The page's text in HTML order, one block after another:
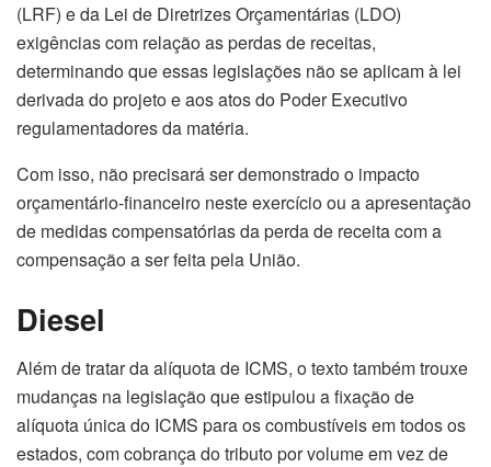
(LRF) e da Lei de Diretrizes Orçamentárias (LDO)
exigências com relação as perdas de receitas,
determinando que essas legislações não se aplicam à lei
derivada do projeto e aos atos do Poder Executivo
regulamentadores da matéria.
Com isso, não precisará ser demonstrado o impacto
orçamentário-financeiro neste exercício ou a apresentação
de medidas compensatórias da perda de receita com a
compensação a ser feita pela União.
Diesel
Além de tratar da alíquota de ICMS, o texto também trouxe
mudanças na legislação que estipulou a fixação de
alíquota única do ICMS para os combustíveis em todos os
estados, com cobrança do tributo por volume em vez de